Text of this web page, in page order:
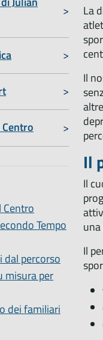
Centro
Tempo
dal percorso
misura per
dei familiari
La
Il
Il
Il
Il